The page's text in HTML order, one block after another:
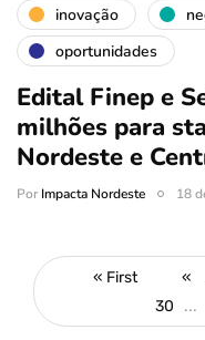
inovação
oportunidades
Edital Finep e
milhões para
Nordeste e
PorImpacta Nordeste 18
« First «
30
...